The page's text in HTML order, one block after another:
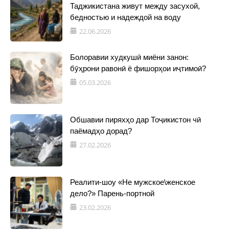
Таджикистана живут между засухой,
бедностью и надеждой на воду
22.06.2026
Болоравии худкушӣ миёни занон:
бӯҳрони равонӣ ё фишорҳои иҷтимоӣ?
05.03.2026
Обшавии пиряхҳо дар Тоҷикистон чӣ
паёмадҳо дорад?
27.02.2026
Реалити-шоу «Не мужское\женское
дело?» Парень-портной
23.02.2026